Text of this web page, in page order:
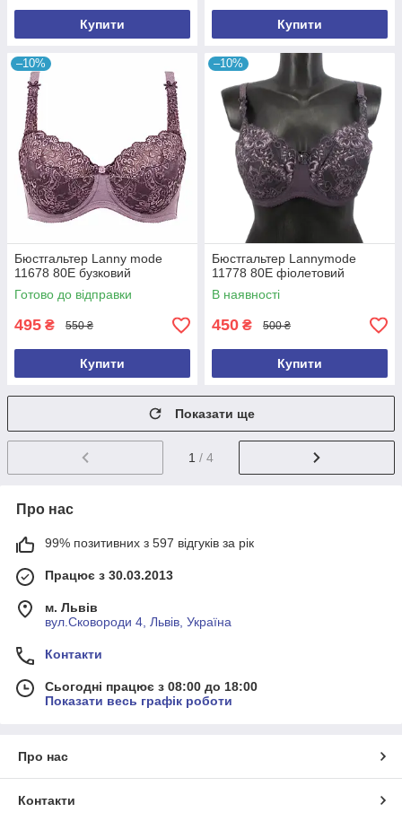
Купити Купити
–10%
Бюстгальтер Lanny mode
11678 80Е бузковий
Готово до відправки
495 ₴ 550 ₴
Купити
–10%
Бюстгальтер Lannymode
11778 80E фіолетовий
В наявності
450 ₴ 500 ₴
Купити
Показати ще
1 / 4
Про нас
99% позитивних з 597 відгуків за рік
Працює з 30.03.2013
м. Львів
вул.Сковороди 4, Львів, Україна
Контакти
Сьогодні працює з 08:00 до 18:00
Показати весь графік роботи
Про нас
Контакти